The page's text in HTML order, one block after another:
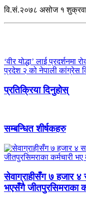
वि.सं.२०७८ असोज १
‘वीर योद्धा’ लाई प्रदर्शनमा
प्रदेश २ को नेपाली कांग्रेस
प्रतिक्रिया दिनुहोस्
सम्बन्धित शीर्षकहरु
सेवाग्राहीसँग ७ हजार ४
भएसँगै जीतपुरसिमराका